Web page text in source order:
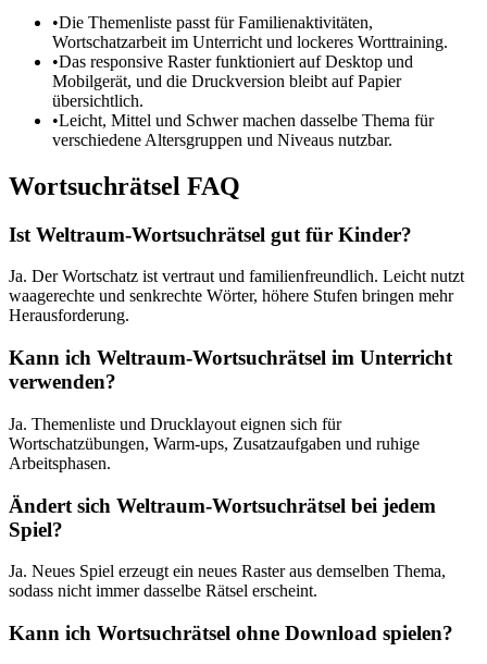
•Die Themenliste passt für Familienaktivitäten,
Wortschatzarbeit im Unterricht und lockeres Worttraining.
•Das responsive Raster funktioniert auf Desktop und
Mobilgerät, und die Druckversion bleibt auf Papier
übersichtlich.
•Leicht, Mittel und Schwer machen dasselbe Thema für
verschiedene Altersgruppen und Niveaus nutzbar.
Wortsuchrätsel FAQ
Ist Weltraum-Wortsuchrätsel gut für Kinder?
Ja. Der Wortschatz ist vertraut und familienfreundlich. Leicht nutzt
waagerechte und senkrechte Wörter, höhere Stufen bringen mehr
Herausforderung.
Kann ich Weltraum-Wortsuchrätsel im Unterricht
verwenden?
Ja. Themenliste und Drucklayout eignen sich für
Wortschatzübungen, Warm-ups, Zusatzaufgaben und ruhige
Arbeitsphasen.
Ändert sich Weltraum-Wortsuchrätsel bei jedem
Spiel?
Ja. Neues Spiel erzeugt ein neues Raster aus demselben Thema,
sodass nicht immer dasselbe Rätsel erscheint.
Kann ich Wortsuchrätsel ohne Download spielen?